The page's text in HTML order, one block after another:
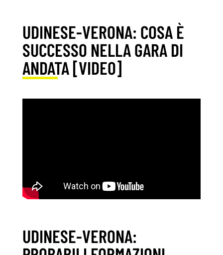
UDINESE-VERONA: COSA È
SUCCESSO NELLA GARA DI
ANDATA [VIDEO]
UDINESE-VERONA: